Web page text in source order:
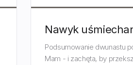
Nawyk
Podsumowanie dwunastu
Mam - i zachęta, by